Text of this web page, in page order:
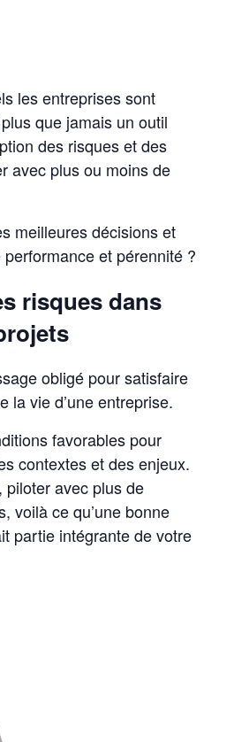
les entreprises sont
que jamais un outil
des risques et des
avec plus ou moins de
meilleures décisions et
et pérennité ?
risques dans
obligé pour satisfaire
la vie d’une entreprise.
favorables pour
contextes et des enjeux.
piloter avec plus de
voilà ce qu’une bonne
partie intégrante de votre